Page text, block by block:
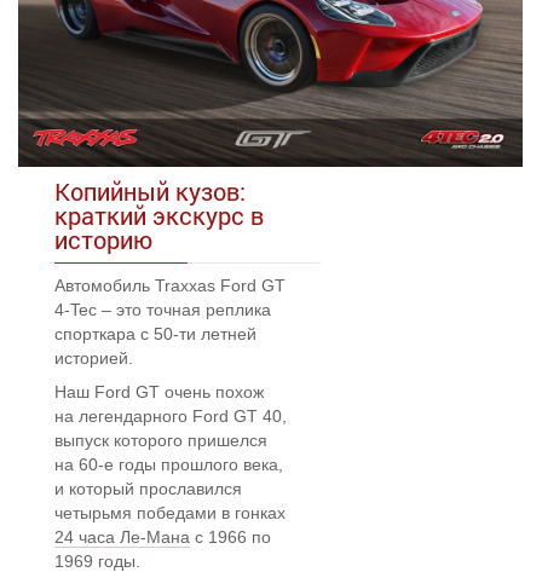
Копийный кузов:
краткий экскурс в
историю
Автомобиль Traxxas Ford GT
4-Tec – это точная реплика
спорткара с 50-ти летней
историей.
Наш Ford GT очень похож
на легендарного Ford GT 40,
выпуск которого пришелся
на 60-е годы прошлого века,
и который прославился
четырьмя победами в гонках
24 часа Ле-Мана с 1966 по
1969 годы.